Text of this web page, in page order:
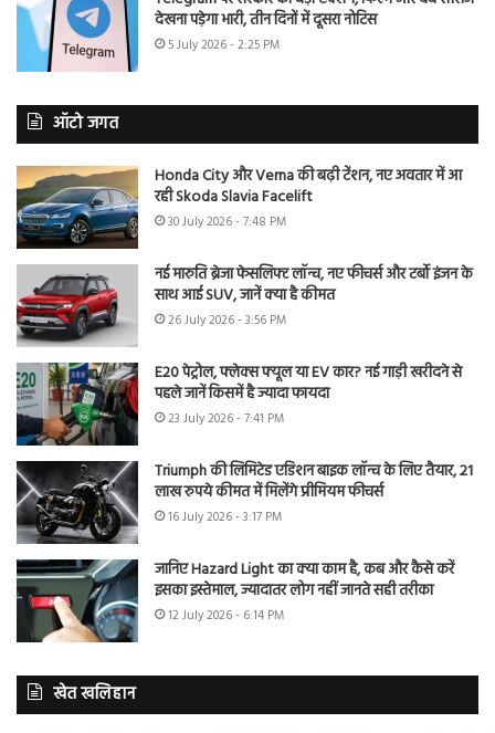
देखना पड़ेगा भारी, तीन दिनों में दूसरा नोटिस
5 July 2026 - 2:25 PM
ऑटो जगत
Honda City और Verna की बढ़ी टेंशन, नए अवतार में आ
रही Skoda Slavia Facelift
30 July 2026 - 7:48 PM
नई मारुति ब्रेजा फेसलिफ्ट लॉन्च, नए फीचर्स और टर्बो इंजन के
साथ आई SUV, जानें क्या है कीमत
26 July 2026 - 3:56 PM
E20 पेट्रोल, फ्लेक्स फ्यूल या EV कार? नई गाड़ी खरीदने से
पहले जानें किसमें है ज्यादा फायदा
23 July 2026 - 7:41 PM
Triumph की लिमिटेड एडिशन बाइक लॉन्च के लिए तैयार, 21
लाख रुपये कीमत में मिलेंगे प्रीमियम फीचर्स
16 July 2026 - 3:17 PM
जानिए Hazard Light का क्या काम है, कब और कैसे करें
इसका इस्तेमाल, ज्यादातर लोग नहीं जानते सही तरीका
12 July 2026 - 6:14 PM
खेत खलिहान